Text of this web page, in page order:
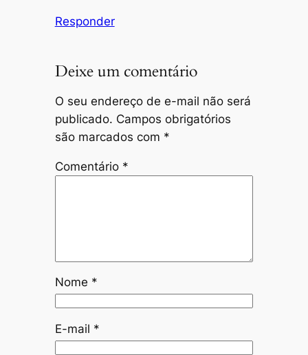
Responder
Deixe um comentário
O seu endereço de e-mail não será
publicado. Campos obrigatórios
são marcados com *
Comentário *
Nome *
E-mail *